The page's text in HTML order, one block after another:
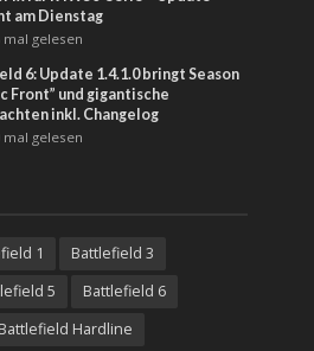
am Dienstag
mal gelesen
6: Update 1.4.1.0 bringt Season
Front” und gigantische
inkl. Changelog
mal gelesen
1
Battlefield 3
5
Battlefield 6
Battlefield Hardline